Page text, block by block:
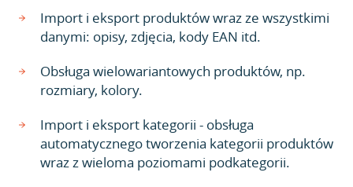
Import i eksport produktów wraz ze wszystkimi
danymi: opisy, zdjęcia, kody EAN itd.
Obsługa wielowariantowych produktów, np.
rozmiary, kolory.
Import i eksport kategorii - obsługa
automatycznego tworzenia kategorii produktów
wraz z wieloma poziomami podkategorii.